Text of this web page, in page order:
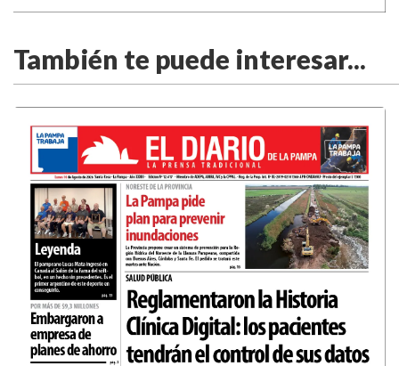
También te puede interesar...